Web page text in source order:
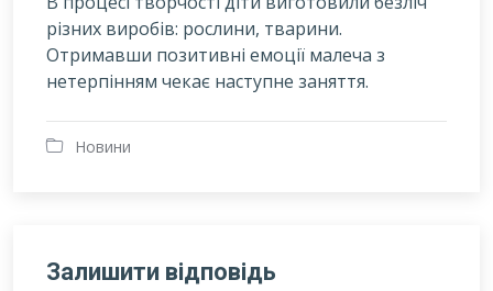
різних виробів: рослини, тварини.
Отримавши позитивні емоції малеча з
нетерпінням чекає наступне заняття.
Новини
Залишити відповідь